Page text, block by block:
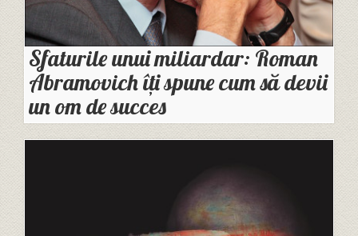
Sfaturile unui miliardar: Roman
Abramovich îți spune cum să devii
un om de succes